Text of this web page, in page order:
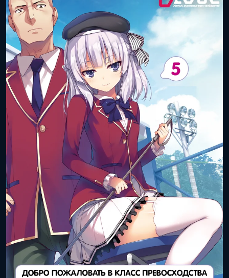
Дата выхода
(цифра):
31 мая 2017 года
Объём тома:
ISBN книги: 978-4-0406-9231-9